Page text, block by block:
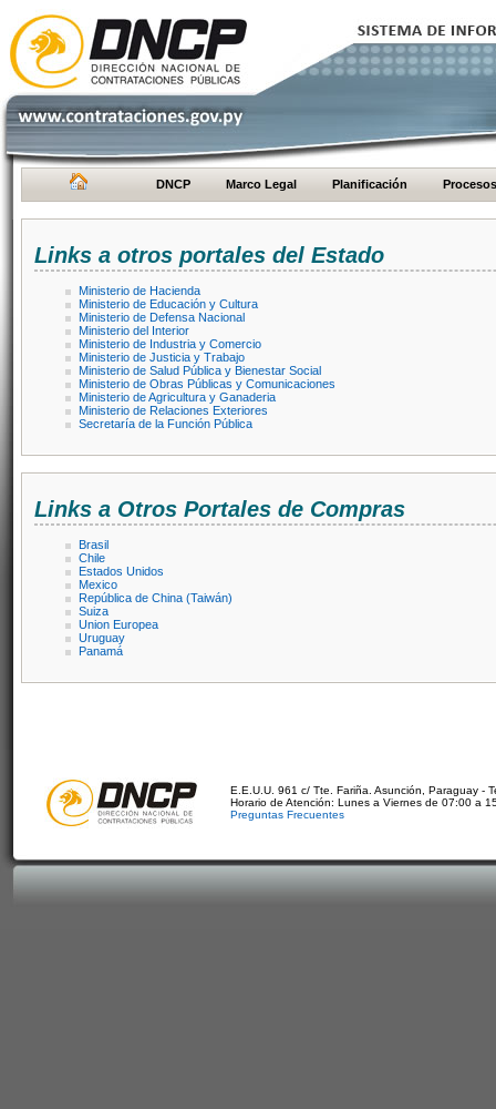
DNCP Marco Legal Planificación Procesos
Links a otros portales del Estado
Ministerio de Hacienda
Ministerio de Educación y Cultura
Ministerio de Defensa Nacional
Ministerio del Interior
Ministerio de Industria y Comercio
Ministerio de Justicia y Trabajo
Ministerio de Salud Pública y Bienestar Social
Ministerio de Obras Públicas y Comunicaciones
Ministerio de Agricultura y Ganaderia
Ministerio de Relaciones Exteriores
Secretaría de la Función Pública
Links a Otros Portales de Compras
Brasil
Chile
Estados Unidos
Mexico
República de China (Taiwán)
Suiza
Union Europea
Uruguay
Panamá
E.E.U.U. 961 c/ Tte. Fariña. Asunción, Paraguay -
Horario de Atención: Lunes a Viernes de 07:00 a
Preguntas Frecuentes